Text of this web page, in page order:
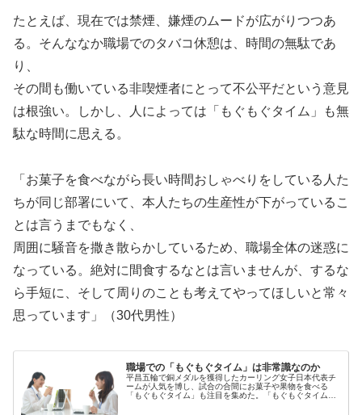
たとえば、現在では禁煙、嫌煙のムードが広がりつつあ
る。そんななか職場でのタバコ休憩は、時間の無駄であ
り、
その間も働いている非喫煙者にとって不公平だという意見
は根強い。しかし、人によっては「もぐもぐタイム」も無
駄な時間に思える。
「お菓子を食べながら長い時間おしゃべりをしている人た
ちが同じ部署にいて、本人たちの生産性が下がっているこ
とは言うまでもなく、
周囲に騒音を撒き散らかしているため、職場全体の迷惑に
なっている。絶対に間食するなとは言いませんが、するな
ら手短に、そして周りのことも考えてやってほしいと常々
思っています」（30代男性）
職場での「もぐもぐタイム」は非常識なのか
平昌五輪で銅メダルを獲得したカーリング女子日本代表チ
ームが人気を博し、試合の合間にお菓子や果物を食べる
「もぐもぐタイム」も注目を集めた。「もぐもぐタイム」